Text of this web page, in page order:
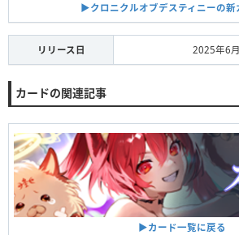
▶︎クロニクルオブデスティニーの新
リリース日 2025年6
カードの関連記事
▶︎カード一覧に戻る